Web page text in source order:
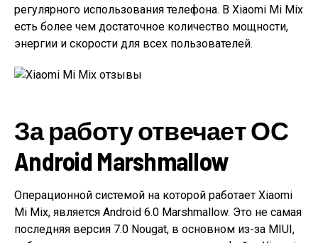
регулярного использования телефона. В Xiaomi Mi Mix
есть более чем достаточное количество мощности,
энергии и скорости для всех пользователей.
За работу отвечает ОС
Android Marshmallow
Операционной системой на которой работает Xiaomi
Mi Mix, является Android 6.0 Marshmallow. Это не самая
последняя версия 7.0 Nougat, в основном из-за MIUI,